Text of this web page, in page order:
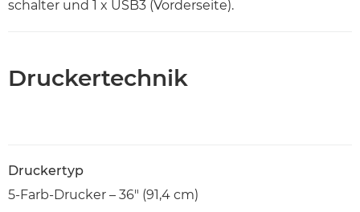
schalter und 1 x USB3 (Vorderseite).
Druckertechnik
Druckertyp
5-Farb-Drucker – 36" (91,4 cm)